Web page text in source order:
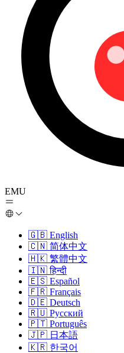
EMU
🇬🇧 English
🇨🇳 简体中文
🇭🇰 繁體中文
🇮🇳 हिन्दी
🇪🇸 Español
🇫🇷 Français
🇩🇪 Deutsch
🇷🇺 Русский
🇵🇹 Português
🇯🇵 日本語
🇰🇷 한국어